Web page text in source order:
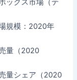
規模：2020年
量（2020
量シェア（2020